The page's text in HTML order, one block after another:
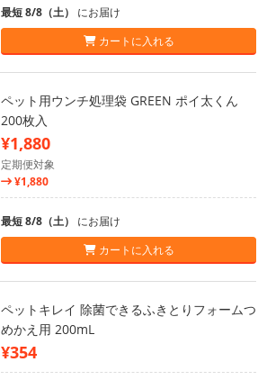
最短 8/8（土） にお届け
カートに入れる
ペット用ウンチ処理袋 GREEN ポイ太くん
200枚入
¥1,880
定期便対象
¥1,880
最短 8/8（土） にお届け
カートに入れる
ペットキレイ 除菌できるふきとりフォームつ
めかえ用 200mL
¥354